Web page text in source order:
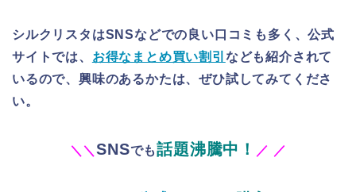
シルクリスタはSNSなどでの良い口コミも多く、公式
サイトでは、 お得なまとめ買い割引 なども紹介されて
いるので、興味のあるかたは、ぜひ試してみてくださ
い。
＼ ＼SNSでも話題沸騰中！ ／ ／